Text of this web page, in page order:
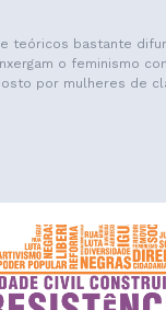
teóricos bastante
o feminismo
por mulheres de